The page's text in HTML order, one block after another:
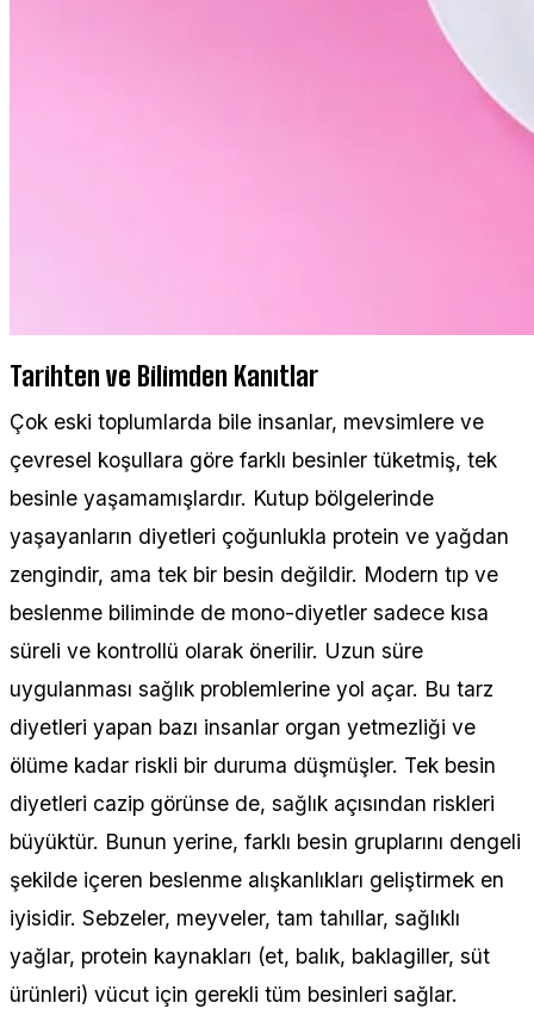
Tarihten ve Bilimden Kanıtlar
Çok eski toplumlarda bile insanlar, mevsimlere ve
çevresel koşullara göre farklı besinler tüketmiş, tek
besinle yaşamamışlardır. Kutup bölgelerinde
yaşayanların diyetleri çoğunlukla protein ve yağdan
zengindir, ama tek bir besin değildir. Modern tıp ve
beslenme biliminde de mono-diyetler sadece kısa
süreli ve kontrollü olarak önerilir. Uzun süre
uygulanması sağlık problemlerine yol açar. Bu tarz
diyetleri yapan bazı insanlar organ yetmezliği ve
ölüme kadar riskli bir duruma düşmüşler. Tek besin
diyetleri cazip görünse de, sağlık açısından riskleri
büyüktür. Bunun yerine, farklı besin gruplarını dengeli
şekilde içeren beslenme alışkanlıkları geliştirmek en
iyisidir. Sebzeler, meyveler, tam tahıllar, sağlıklı
yağlar, protein kaynakları (et, balık, baklagiller, süt
ürünleri) vücut için gerekli tüm besinleri sağlar.